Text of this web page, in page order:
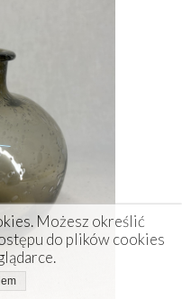
Możesz określić
do plików cookies